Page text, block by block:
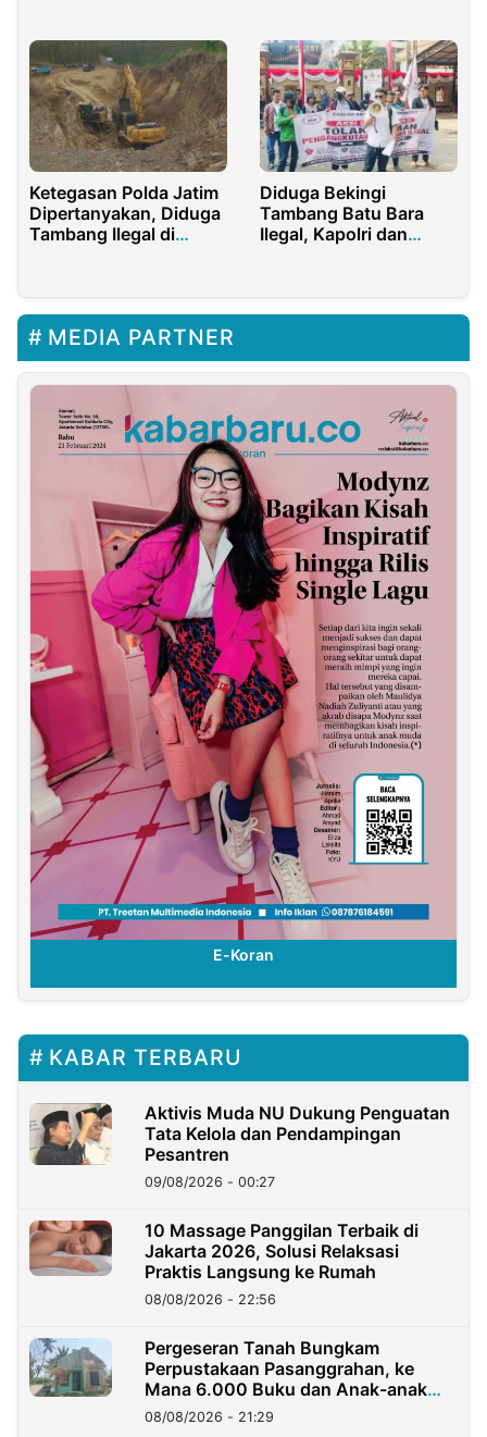
Ketegasan Polda Jatim
Dipertanyakan, Diduga
Tambang Ilegal di
Diduga Bekingi
Tambang Batu Bara
Ilegal, Kapolri dan
MEDIA PARTNER
E-Koran
KABAR TERBARU
Aktivis Muda NU Dukung Penguatan
Tata Kelola dan Pendampingan
Pesantren
09/08/2026 - 00:27
10 Massage Panggilan Terbaik di
Jakarta 2026, Solusi Relaksasi
Praktis Langsung ke Rumah
08/08/2026 - 22:56
Pergeseran Tanah Bungkam
Perpustakaan Pasanggrahan, ke
Mana 6.000 Buku dan Anak-anak
Kini?
08/08/2026 - 21:29